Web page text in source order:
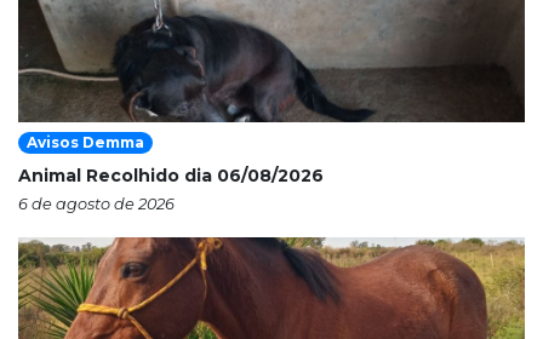
Avisos Demma
Animal Recolhido dia 06/08/2026
6 de agosto de 2026